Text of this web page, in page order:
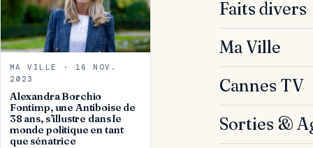
Faits divers
Ma Ville
Cannes TV
Sorties &
MA VILLE · 16 NOV.
2023
Alexandra Borchio
Fontimp, une Antiboise de
38 ans, s’illustre dans le
monde politique en tant
que sénatrice